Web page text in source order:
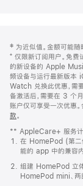
页
页
脚
注
‡ 为近似值。金额可能随
⁺ 仅限新订阅用户。免
的新设备的 Apple
频设备与运行最新版本
Watch 兑换此优惠，需
备激活后，需要在 3 个
账户仅可享受一次优惠
款。
窗
口
中
打
开)
** AppleCare+ 服务计
在 HomePod (第二
能的 app 中的兼容
组建 HomePod 立
HomePod mini、